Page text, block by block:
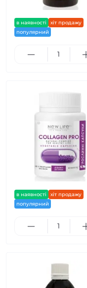
в наявності
хіт продажу
популярний
в наявності
хіт продажу
популярний